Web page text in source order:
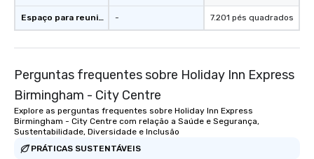
Espaço para reuniões - 7.201 pés quadrados
Perguntas frequentes sobre Holiday Inn Express
Birmingham - City Centre
Explore as perguntas frequentes sobre Holiday Inn Express
Birmingham - City Centre com relação a Saúde e Segurança,
Sustentabilidade, Diversidade e Inclusão
PRÁTICAS SUSTENTÁVEIS